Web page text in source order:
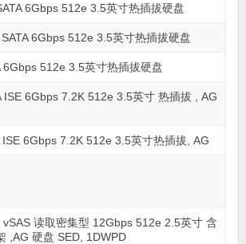
6Gbps 512e 3.5英寸热插拔硬盘
6Gbps 512e 3.5英寸热插拔硬盘
6Gbps 512e 3.5英寸热插拔硬盘
ISE 6Gbps 7.2K 512e 3.5英寸 热插拔 , AG
ISE 6Gbps 7.2K 512e 3.5英寸热插拔, AG
读取密集型 12Gbps 512e 2.5英寸 含
,AG 硬盘 SED, 1DWPD